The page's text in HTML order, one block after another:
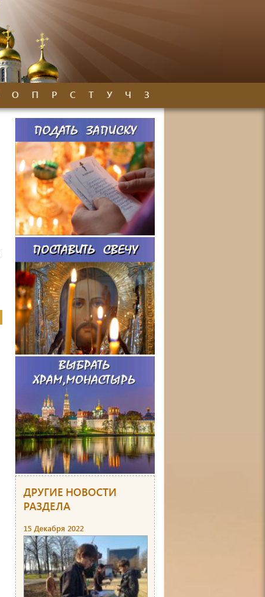
О П Р С Т У Ч З
ДРУГИЕ НОВОСТИ
РАЗДЕЛА
15 Декабря 2022